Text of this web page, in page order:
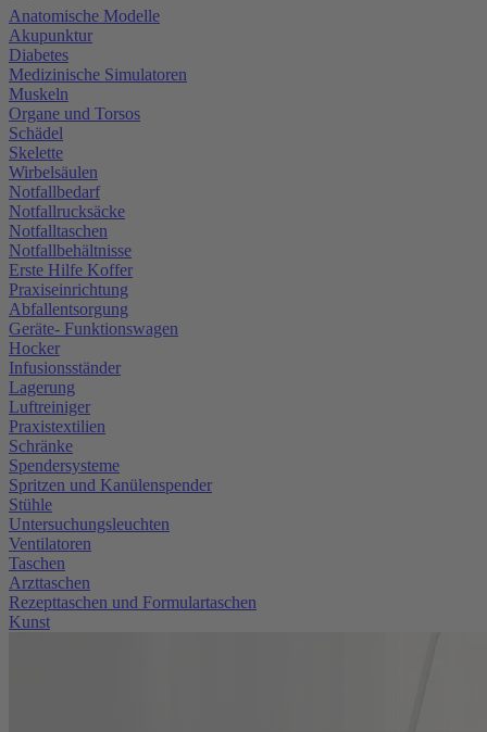
Anatomische Modelle
Akupunktur
Diabetes
Medizinische Simulatoren
Muskeln
Organe und Torsos
Schädel
Skelette
Wirbelsäulen
Notfallbedarf
Notfallrucksäcke
Notfalltaschen
Notfallbehältnisse
Erste Hilfe Koffer
Praxiseinrichtung
Abfallentsorgung
Geräte- Funktionswagen
Hocker
Infusionsständer
Lagerung
Luftreiniger
Praxistextilien
Schränke
Spendersysteme
Spritzen und Kanülenspender
Stühle
Untersuchungsleuchten
Ventilatoren
Taschen
Arzttaschen
Rezepttaschen und Formulartaschen
Kunst